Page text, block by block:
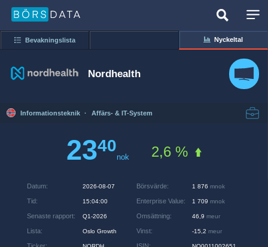
Bevakningslista Nyckeltal
Nordhealth
Informationsteknik · Affärs- & IT-System
2340
nok 2,6 %
Datum: 2026-08-07
Tid: 15:04:00
Senaste rapport: Q1-2026
Lista: Oslo Growth
Börsvärde: 1 876 mnok
Enterprise Value: 1 709 mnok
Omsättning: 46,9 meur
Vinst: -15,2 meur